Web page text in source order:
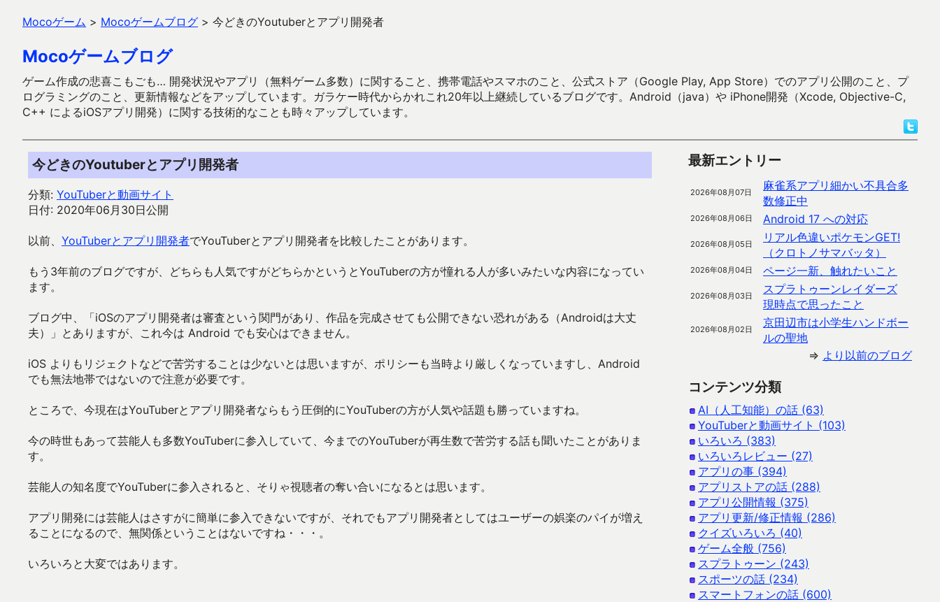
Mocoゲーム > Mocoゲームブログ > 今どきのYoutuberとアプリ開発者
Mocoゲームブログ
ゲーム作成の悲喜こもごも… 開発状況やアプリ（無料ゲーム多数）に関すること、携帯電話やスマホのこと、公式ストア（Google Play, App Store）でのアプリ公開のこと、プ
ログラミングのこと、更新情報などをアップしています。ガラケー時代からかれこれ20年以上継続しているブログです。Android（java）や iPhone開発（Xcode, Objective-C,
C++ によるiOSアプリ開発）に関する技術的なことも時々アップしています。
今どきのYoutuberとアプリ開発者
分類: YouTuberと動画サイト
日付: 2020年06月30日公開
以前、 YouTuberとアプリ開発者でYouTuberとアプリ開発者を比較したことがあります。
もう3年前のブログですが、どちらも人気ですがどちらかというとYouTuberの方が憧れる人が多いみたいな内容になってい
ます。
ブログ中、「iOSのアプリ開発者は審査という関門があり、作品を完成させても公開できない恐れがある（Androidは大丈
夫）」とありますが、これ今は Android でも安心はできません。
iOS よりもリジェクトなどで苦労することは少ないとは思いますが、ポリシーも当時より厳しくなっていますし、Android
でも無法地帯ではないので注意が必要です。
ところで、今現在はYouTuberとアプリ開発者ならもう圧倒的にYouTuberの方が人気や話題も勝っていますね。
今の時世もあって芸能人も多数YouTuberに参入していて、今までのYouTuberが再生数で苦労する話も聞いたことがありま
す。
芸能人の知名度でYouTuberに参入されると、そりゃ視聴者の奪い合いになるとは思います。
アプリ開発には芸能人はさすがに簡単に参入できないですが、それでもアプリ開発者としてはユーザーの娯楽のパイが増え
ることになるので、無関係ということはないですね・・・。
いろいろと大変ではあります。
最新エントリー
2026年08月07日
麻雀系アプリ細かい不具合多
数修正中
2026年08月06日 Android 17 への対応
2026年08月05日
リアル色違いポケモンGET!
（クロトノサマバッタ）
2026年08月04日 ページ一新、触れたいこと
2026年08月03日
スプラトゥーンレイダーズ
現時点で思ったこと
2026年08月02日
京田辺市は小学生ハンドボー
ルの聖地
⇒ より以前のブログ
コンテンツ分類
AI（人工知能）の話 (63)
YouTuberと動画サイト (103)
いろいろ (383)
いろいろレビュー (27)
アプリの事 (394)
アプリストアの話 (288)
アプリ公開情報 (375)
アプリ更新/修正情報 (286)
クイズいろいろ (40)
ゲーム全般 (756)
スプラトゥーン (243)
スポーツの話 (234)
スマートフォンの話 (600)